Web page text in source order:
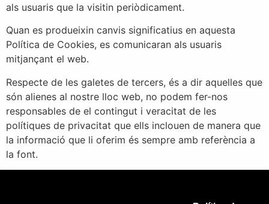
als usuaris que la visitin periòdicament.
Quan es produeixin canvis significatius en aquesta
Política de Cookies, es comunicaran als usuaris
mitjançant el web.
Respecte de les galetes de tercers, és a dir aquelles que
són alienes al nostre lloc web, no podem fer-nos
responsables de el contingut i veracitat de les
polítiques de privacitat que ells inclouen de manera que
la informació que li oferim és sempre amb referència a
la font.